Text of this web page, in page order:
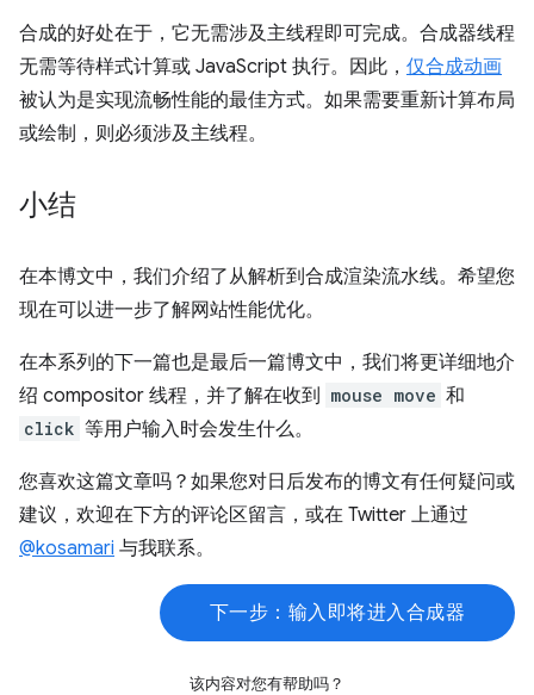
合成的好处在于，它无需涉及主线程即可完成。合成器线程
无需等待样式计算或 JavaScript 执行。因此， 仅合成动画
被认为是实现流畅性能的最佳方式。如果需要重新计算布局
或绘制，则必须涉及主线程。
小结
在本博文中，我们介绍了从解析到合成渲染流水线。希望您
现在可以进一步了解网站性能优化。
在本系列的下一篇也是最后一篇博文中，我们将更详细地介
绍 compositor 线程，并了解在收到 mouse move 和
click 等用户输入时会发生什么。
您喜欢这篇文章吗？如果您对日后发布的博文有任何疑问或
建议，欢迎在下方的评论区留言，或在 Twitter 上通过
@kosamari 与我联系。
下一步：输入即将进入合成器
该内容对您有帮助吗？